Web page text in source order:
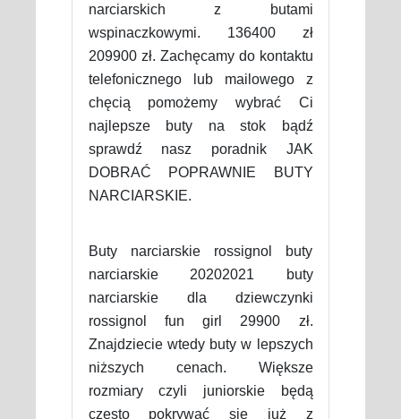
narciarskich z butami
wspinaczkowymi. 136400 zł
209900 zł. Zachęcamy do kontaktu
telefonicznego lub mailowego z
chęcią pomożemy wybrać Ci
najlepsze buty na stok bądź
sprawdź nasz poradnik JAK
DOBRAĆ POPRAWNIE BUTY
NARCIARSKIE.
Buty narciarskie rossignol buty
narciarskie 20202021 buty
narciarskie dla dziewczynki
rossignol fun girl 29900 zł.
Znajdziecie wtedy buty w lepszych
niższych cenach. Większe
rozmiary czyli juniorskie będą
często pokrywać się już z